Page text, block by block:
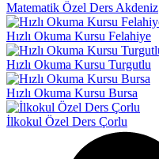
Matematik Özel Ders Akdeniz
Hızlı Okuma Kursu Felahiye
Hızlı Okuma Kursu Turgutlu
Hızlı Okuma Kursu Bursa
İlkokul Özel Ders Çorlu